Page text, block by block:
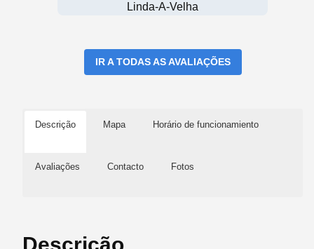
Linda-A-Velha
IR A TODAS AS AVALIAÇÕES
Descrição Mapa Horário de funcionamiento
Avaliações Contacto Fotos